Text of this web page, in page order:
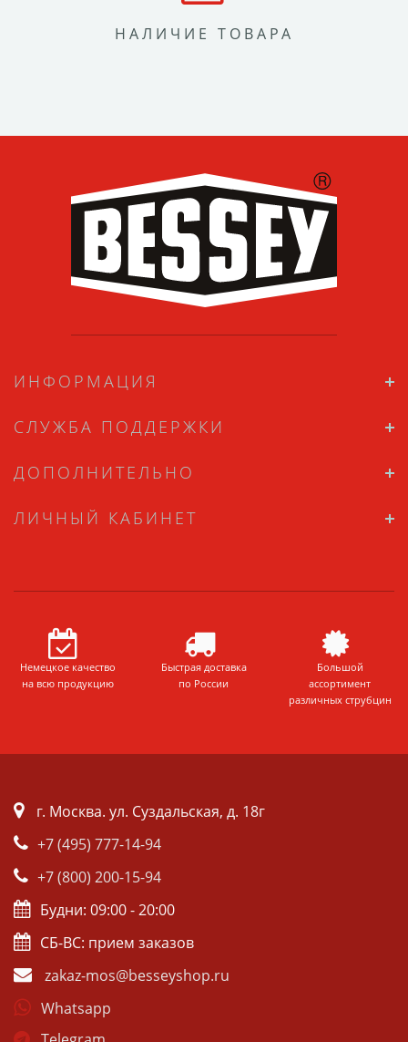
НАЛИЧИЕ ТОВАРА
ИНФОРМАЦИЯ
СЛУЖБА ПОДДЕРЖКИ
ДОПОЛНИТЕЛЬНО
ЛИЧНЫЙ КАБИНЕТ
Немецкое качество
на всю продукцию
Быстрая доставка
по России
Большой
ассортимент
различных струбцин
г. Москва. ул. Суздальская, д. 18г
+7 (495) 777-14-94
+7 (800) 200-15-94
Будни: 09:00 - 20:00
СБ-ВС: прием заказов
zakaz-mos@besseyshop.ru
Whatsapp